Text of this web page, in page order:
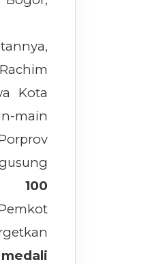
Kota
main
100
medali